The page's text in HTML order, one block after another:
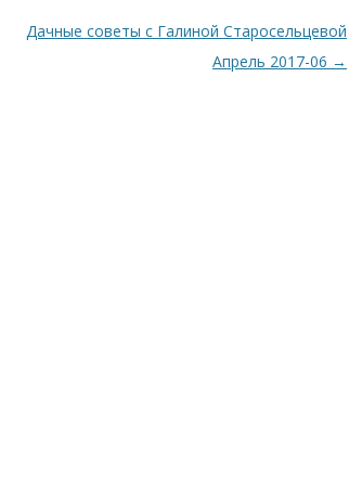
Дачные советы с Галиной Старосельцевой
Апрель 2017-06 →